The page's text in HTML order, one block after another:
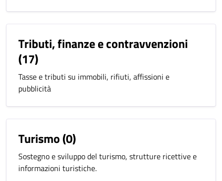
Tributi, finanze e contravvenzioni
(17)
Tasse e tributi su immobili, rifiuti, affissioni e
pubblicità
Turismo(0)
Sostegno e sviluppo del turismo, strutture ricettive e
informazioni turistiche.